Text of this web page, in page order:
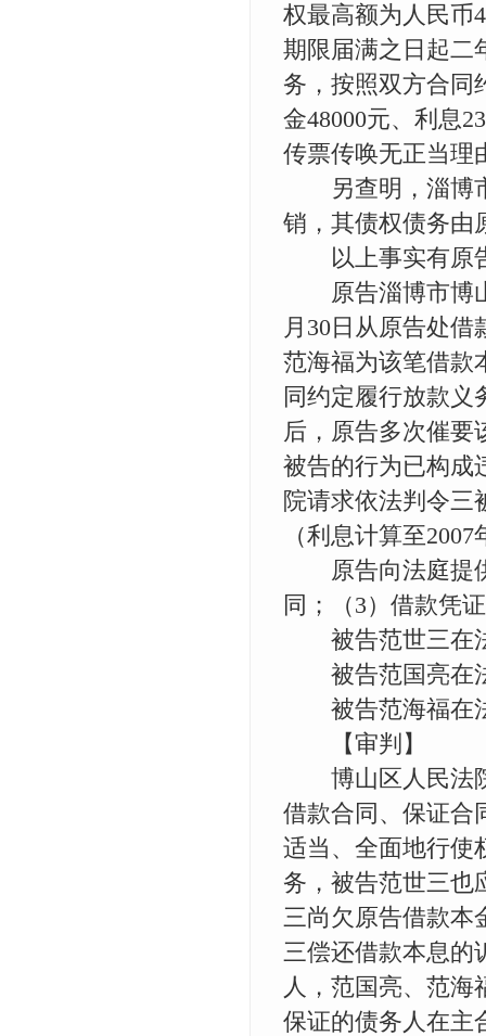
权最高额为人民币
期限届满之日起二
务，按照双方合同
金48000元、利息
传票传唤无正当理
另查明，淄博市
销，其债权债务由
以上事实有原告
原告淄博市博山
月30日从原告处借
范海福为该笔借款
同约定履行放款义
后，原告多次催要
被告的行为已构成
院请求依法判令三
（利息计算至
原告向法庭提供
同；（3）借款凭
被告范世三在法
被告范国亮在法
被告范海福在法
【审判】
博山区人民法院
借款合同、保证合
适当、全面地行使
务，被告范世三也
三尚欠原告借款本
三偿还借款本息的
人，范国亮、范海
保证的债务人在主